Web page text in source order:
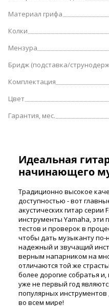
Материал грифа
Колки
Мензура
Бридж (подставка/
Комплектация
Цвет
Гарантия, мес.
Идеальная
начинающего
Традиционно высокое
доступностью - вот
акустических гитар серии
инструменты Yamaha, эти
тестов и проверок в
чтобы дать музыканту
надежный и звучащий
верным напарником на
отличаются той же
более дорогие собратья
уже не первый год
популярных
во всем мире!